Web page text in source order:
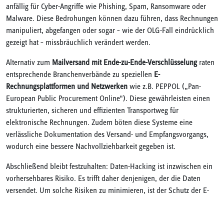
anfällig für Cyber-Angriffe wie Phishing, Spam, Ransomware oder
Malware. Diese Bedrohungen können dazu führen, dass Rechnungen
manipuliert, abgefangen oder sogar – wie der OLG-Fall eindrücklich
gezeigt hat – missbräuchlich verändert werden.
Alternativ zum Mailversand mit Ende-zu-Ende-Verschlüsselungraten
entsprechende Branchenverbände zu speziellen E-
Rechnungsplattformen und Netzwerken wie z.B. PEPPOL („Pan-
European Public Procurement Online“). Diese gewährleisten einen
strukturierten, sicheren und effizienten Transportweg für
elektronische Rechnungen. Zudem böten diese Systeme eine
verlässliche Dokumentation des Versand- und Empfangsvorgangs,
wodurch eine bessere Nachvollziehbarkeit gegeben ist.
Abschließend bleibt festzuhalten: Daten-Hacking ist inzwischen ein
vorhersehbares Risiko. Es trifft daher denjenigen, der die Daten
versendet. Um solche Risiken zu minimieren, ist der Schutz der E-